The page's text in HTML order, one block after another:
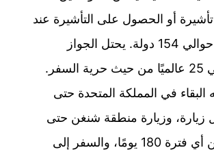
أو الحصول على التأشيرة عند
الوصول إلى حوالي 154 دولة. يحتل الجواز
المرتبة حوالي 25 عالميًا من حيث حرية السفر.
البقاء في المملكة المتحدة حتى
لكل زيارة، وزيارة منطقة شنغن حتى
90 يومًا ضمن أي فترة 180 يومًا، والسفر إلى